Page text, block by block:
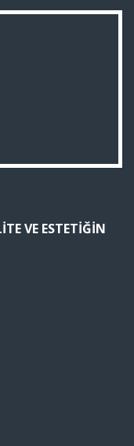
VE ESTETIĞIN